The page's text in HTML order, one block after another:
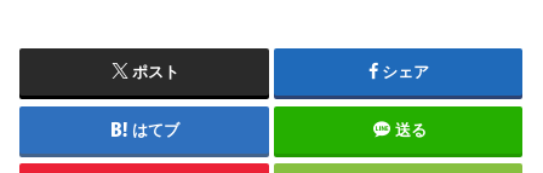
ポスト シェア
はてブ 送る